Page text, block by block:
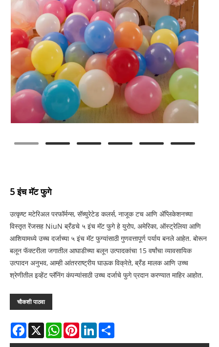
5 इंच मॅट फुगे
उत्कृष्ट मटेरिअल परफॉर्मन्स, सॅच्युरेटेड कलर्स, नाजूक टच आणि ॲप्लिकेशनच्या
विस्तृत रेंजसह NiuN ब्रँडचे ५ इंच मॅट फुगे हे युरोप, अमेरिका, ऑस्ट्रेलिया आणि
आशियामध्ये उच्च दर्जाच्या ५ इंच मॅट फुग्यांसाठी गुणवत्तापूर्ण पर्याय बनले आहेत. बोरून
बलून फॅक्टरीला जगातील आघाडीच्या बलून उत्पादकांचा 15 वर्षांचा व्यावसायिक
उत्पादन अनुभव, आम्ही आंतरराष्ट्रीय घाऊक विक्रेते, ब्रँड मालक आणि उच्च
श्रेणीतील इव्हेंट प्लॅनिंग कंपन्यांसाठी उच्च दर्जाचे फुगे प्रदान करण्यात माहिर आहोत.
चौकशी पाठवा
Facebook
X WhatsAppPinterestLinkedIn